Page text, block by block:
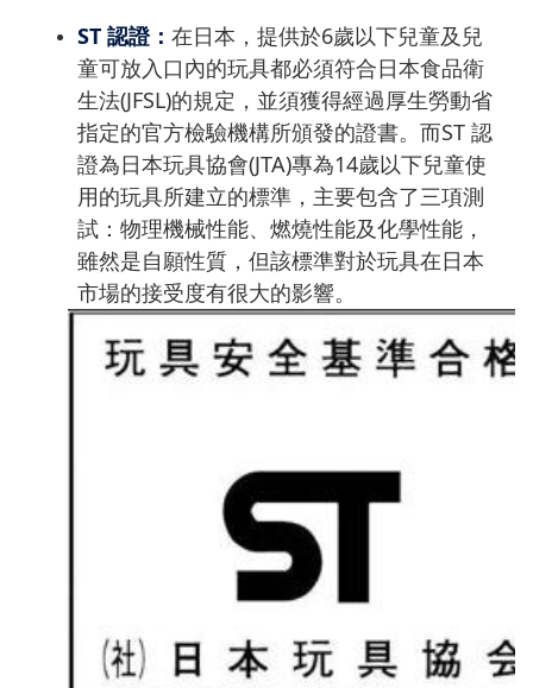
ST 認證： 在日本，提供於6歲以下兒童及兒
童可放入口內的玩具都必須符合日本食品衛
生法(JFSL)的規定，並須獲得經過厚生勞動省
指定的官方檢驗機構所頒發的證書。而ST 認
證為日本玩具協會(JTA)專為14歲以下兒童使
用的玩具所建立的標準，主要包含了三項測
試： 物理機械性能、燃燒性能及化學性能，
雖然是自願性質，但該標準對於玩具在日本
市場的接受度有很大的影響。